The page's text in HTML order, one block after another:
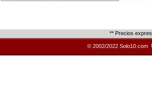
** Precios
© 2002/2022 Solo10.com